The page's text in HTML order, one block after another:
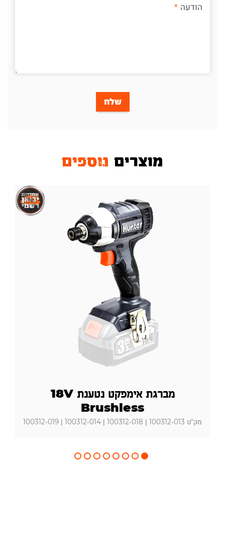
הודעה
שלח
מוצרים נוספים
מברגת אימפקט נטענת 18V
Brushless
מק"ט 100312-013 | 100312-018 | 100312-014 | 100312-019